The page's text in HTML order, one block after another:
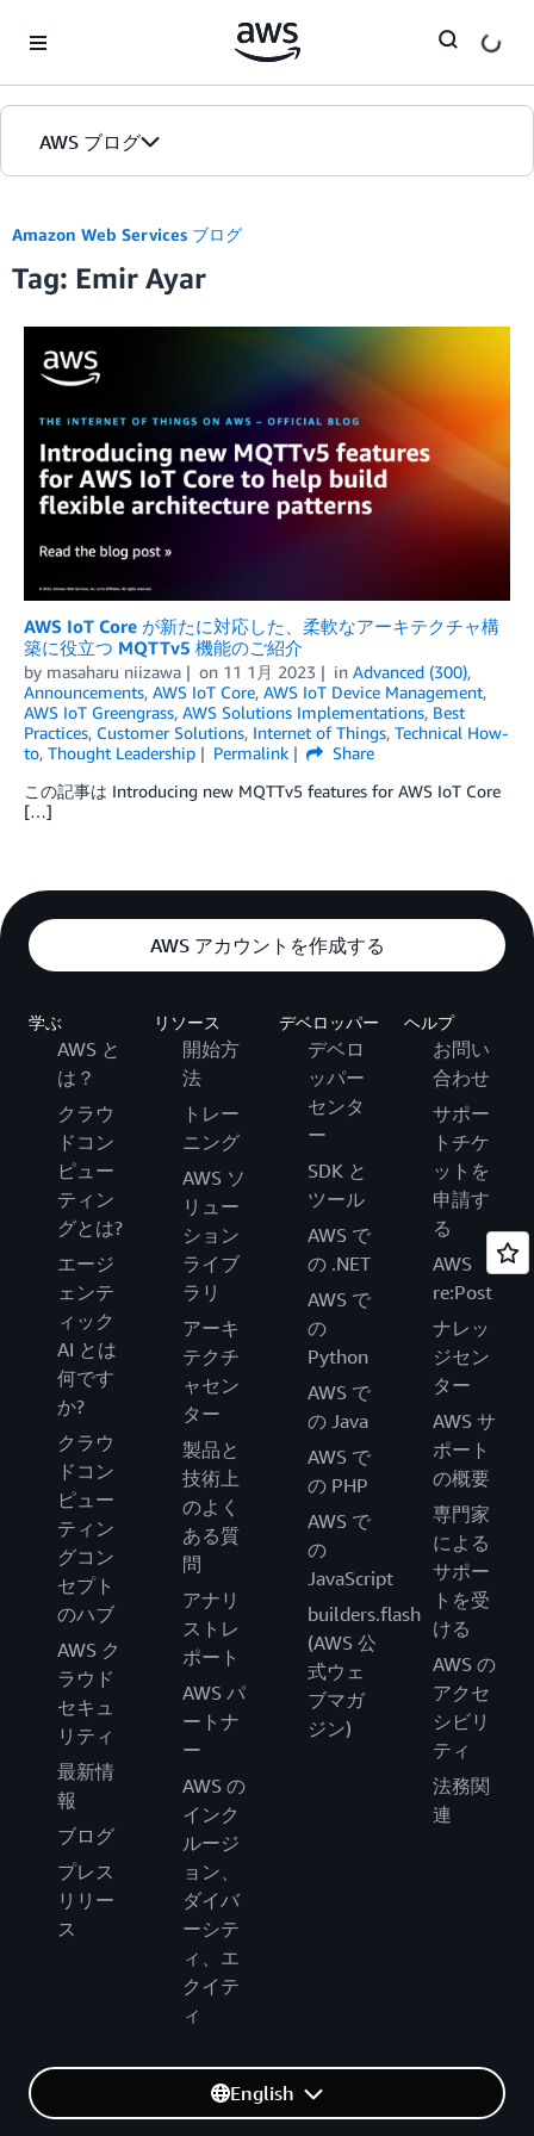
AWS ブログ
カテゴリ
エディション
Amazon Web Services ブログ
Tag: Emir Ayar
AWS IoT Core が新たに対応した、柔軟なアーキテクチャ構
築に役立つ MQTTv5 機能のご紹介
by masaharu niizawa on 11 1月 2023 in Advanced (300),
Announcements, AWS IoT Core, AWS IoT Device Management,
AWS IoT Greengrass, AWS Solutions Implementations, Best
Practices, Customer Solutions, Internet of Things, Technical How-
to, Thought Leadership Permalink
Share
この記事は Introducing new MQTTv5 features for AWS IoT Core
[…]
AWS アカウントを作成する
学ぶ
AWS と
は？
クラウ
ドコン
ピュー
ティン
グとは?
エージ
ェンテ
ィック
AI とは
何です
か?
クラウ
ドコン
ピュー
ティン
グコン
セプト
のハブ
AWS ク
ラウド
セキュ
リティ
最新情
報
ブログ
プレス
リリー
ス
リソース
開始方
法
トレー
ニング
AWS ソ
リュー
ション
ライブ
ラリ
アーキ
テクチ
ャセン
ター
製品と
技術上
のよく
ある質
問
アナリ
ストレ
ポート
AWS パ
ートナ
ー
AWS の
インク
ルージ
ョン、
ダイバ
ーシテ
ィ、エ
クイテ
ィ
デベロッパー
デベロ
ッパー
センタ
ー
SDK と
ツール
AWS で
の .NET
AWS で
の
Python
AWS で
の Java
AWS で
の PHP
AWS で
の
JavaScript
builders.flash
(AWS 公
式ウェ
ブマガ
ジン)
ヘルプ
お問い
合わせ
サポー
トチケ
ットを
申請す
る
AWS
re:Post
ナレッ
ジセン
ター
AWS サ
ポート
の概要
専門家
による
サポー
トを受
ける
AWS の
アクセ
シビリ
ティ
法務関
連
English